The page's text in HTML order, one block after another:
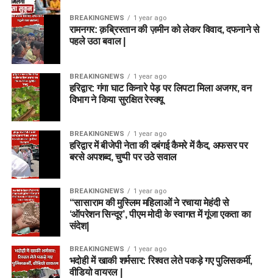
BREAKINGNEWS 1 year ago
रामनगर: क़ब्रिस्तान की ज़मीन को लेकर विवाद, दफनाने से
पहले उठा बवाल |
BREAKINGNEWS 1 year ago
हरिद्वार: गंगा घाट किनारे पेड़ पर लिपटा मिला अजगर, वन
विभाग ने किया सुरक्षित रेस्क्यू
BREAKINGNEWS 1 year ago
हरिद्वार में बीजेपी नेता की दबंगई कैमरे में कैद, अफसर पर
बरसे अपशब्द, चुप्पी पर उठे सवाल
BREAKINGNEWS 1 year ago
“सासाराम की मुस्लिम महिलाओं ने रचाया मेहंदी से
‘ऑपरेशन सिन्दूर’, पीएम मोदी के स्वागत में गूंजा एकता का
संदेश|
BREAKINGNEWS 1 year ago
भदोही में खाकी शर्मसार: रिश्वत लेते पकड़े गए पुलिसकर्मी,
वीडियो वायरल |